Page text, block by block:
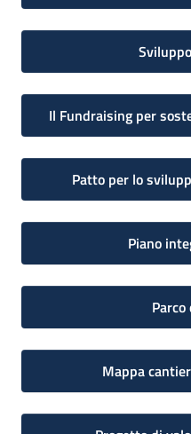
Il Fundraising per
Patto per lo
Piano
Mappa